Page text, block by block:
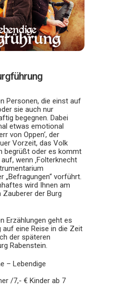
Personen, die einst auf
sie auch nur
begegnen. Dabei
etwas emotional
von Oppen‘, der
Vorzeit, das Volk
begrüßt oder es kommt
wenn ‚Folterknecht
„Befragungen“ vorführt.
wird Ihnen am
der Burg
Erzählungen geht es
auf eine Reise in die Zeit
der späteren
Rabenstein.
– Lebendige
/7,- € Kinder ab 7